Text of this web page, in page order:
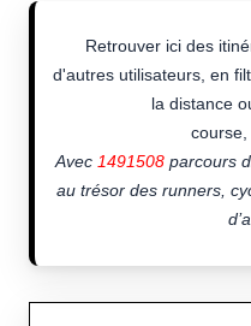
Retrouver ici des
d'autres utilisateurs, en
la distance
Avec 1491508parcours
au trésor des runners,